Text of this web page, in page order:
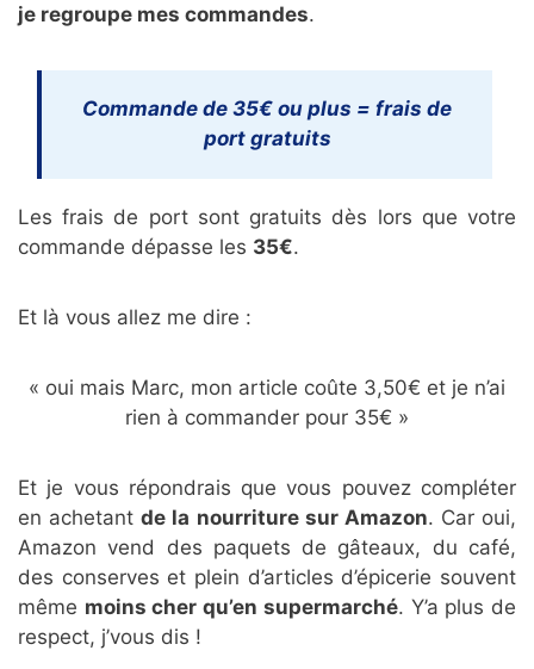
je regroupe mes commandes.
Commande de 35€ ou plus = frais de
port gratuits
Les frais de port sont gratuits dès lors que votre
commande dépasse les 35€.
Et là vous allez me dire :
« oui mais Marc, mon article coûte 3,50€ et je n’ai
rien à commander pour 35€ »
Et je vous répondrais que vous pouvez compléter
en achetantde la nourriture sur Amazon. Car oui,
Amazon vend des paquets de gâteaux, du café,
des conserves et plein d’articles d’épicerie souvent
même moins cher qu’en supermarché. Y’a plus de
respect, j’vous dis !